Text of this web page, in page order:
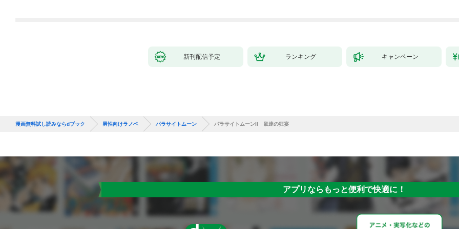
新刊配信予定 ランキング キャンペーン
漫画無料試し読みならdブック 男性向けラノベ パラサイトムーン パラサイトムーンII 鼠達の狂宴
アプリならもっと便利で快適に！